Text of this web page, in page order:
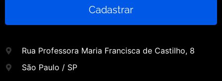
Cadastrar
Rua Professora Maria Francisca de Castilho, 8
São Paulo / SP